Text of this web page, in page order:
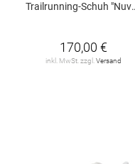
Trailrunning-Schuh "Nuvolo"
170,00 €
inkl. MwSt. zzgl.Versand